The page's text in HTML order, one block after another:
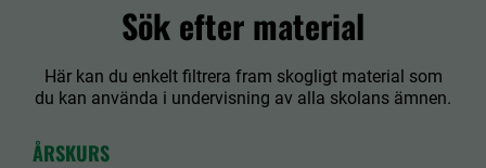
Sök efter material
Här kan du enkelt filtrera fram skogligt material som
du kan använda i undervisning av alla skolans ämnen.
ÅRSKURS